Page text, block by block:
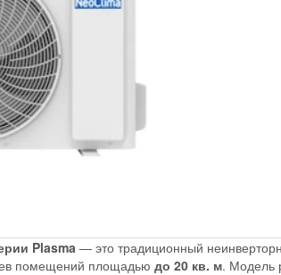
Plasma — это традиционный
помещений площадью до 20 кв. м. Модель